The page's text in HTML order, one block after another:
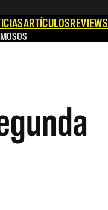
ARTÍCULOSREVIEWS